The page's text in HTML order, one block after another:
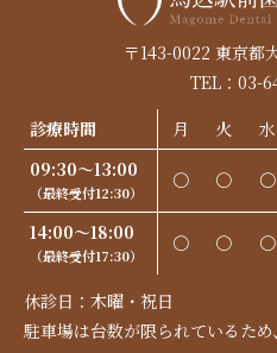
〒143-0022 東京都
TEL：03-
診療時間
月 火 水
09:30～13:00
（最終受付12:30）
〇 〇 〇
14:00～18:00
（最終受付17:30）
〇 〇 〇
休診日：木曜・祝日
駐車場は台数が限られているた